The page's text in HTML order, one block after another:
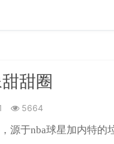
甜圈
5664
源于nba球星加内特的